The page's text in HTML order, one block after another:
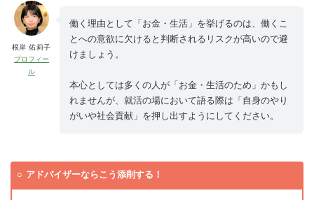
根岸 佑莉子
プロフィー
ル
働く理由として「お金・生活」を挙げるのは、働くこ
とへの意欲に欠けると判断されるリスクが高いので避
けましょう。
本心としては多くの人が「お金・生活のため」かもし
れませんが、就活の場において語る際は「自身のやり
がいや社会貢献」を押し出すようにしてください。
アドバイザーならこう添削する！